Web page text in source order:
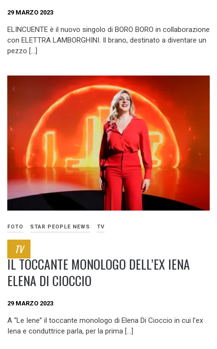
29 MARZO 2023
ELINCUENTE è il nuovo singolo di BORO BORO in collaborazione
con ELETTRA LAMBORGHINI. Il brano, destinato a diventare un
pezzo […]
FOTO STAR PEOPLE NEWS TV
TV
IL TOCCANTE MONOLOGO DELL’EX IENA
ELENA DI CIOCCIO
29 MARZO 2023
A “Le Iene” il toccante monologo di Elena Di Cioccio in cui l’ex
Iena e conduttrice parla, per la prima […]